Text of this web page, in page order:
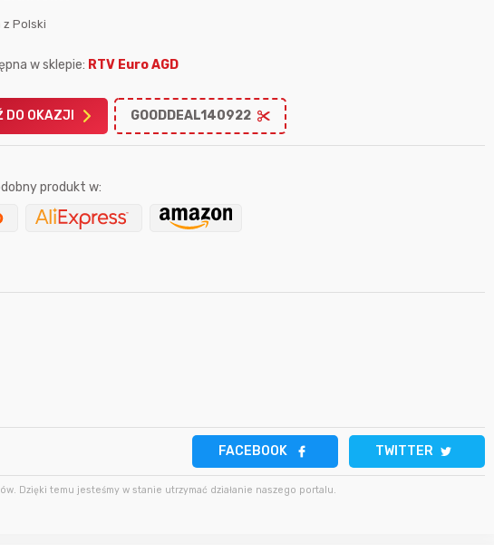
z Polski
w sklepie: RTV Euro AGD
DO OKAZJI GOODDEAL140922
produkt w:
FACEBOOK TWITTER
Dzięki temu jesteśmy w stanie utrzymać działanie naszego portalu.
Karta podarunkowa
Karta podarunkowa
2 minuty temu bartekcmg
11 minut temu krzys837
4 godziny temu Pinkny
4 godziny temu darekscorpio